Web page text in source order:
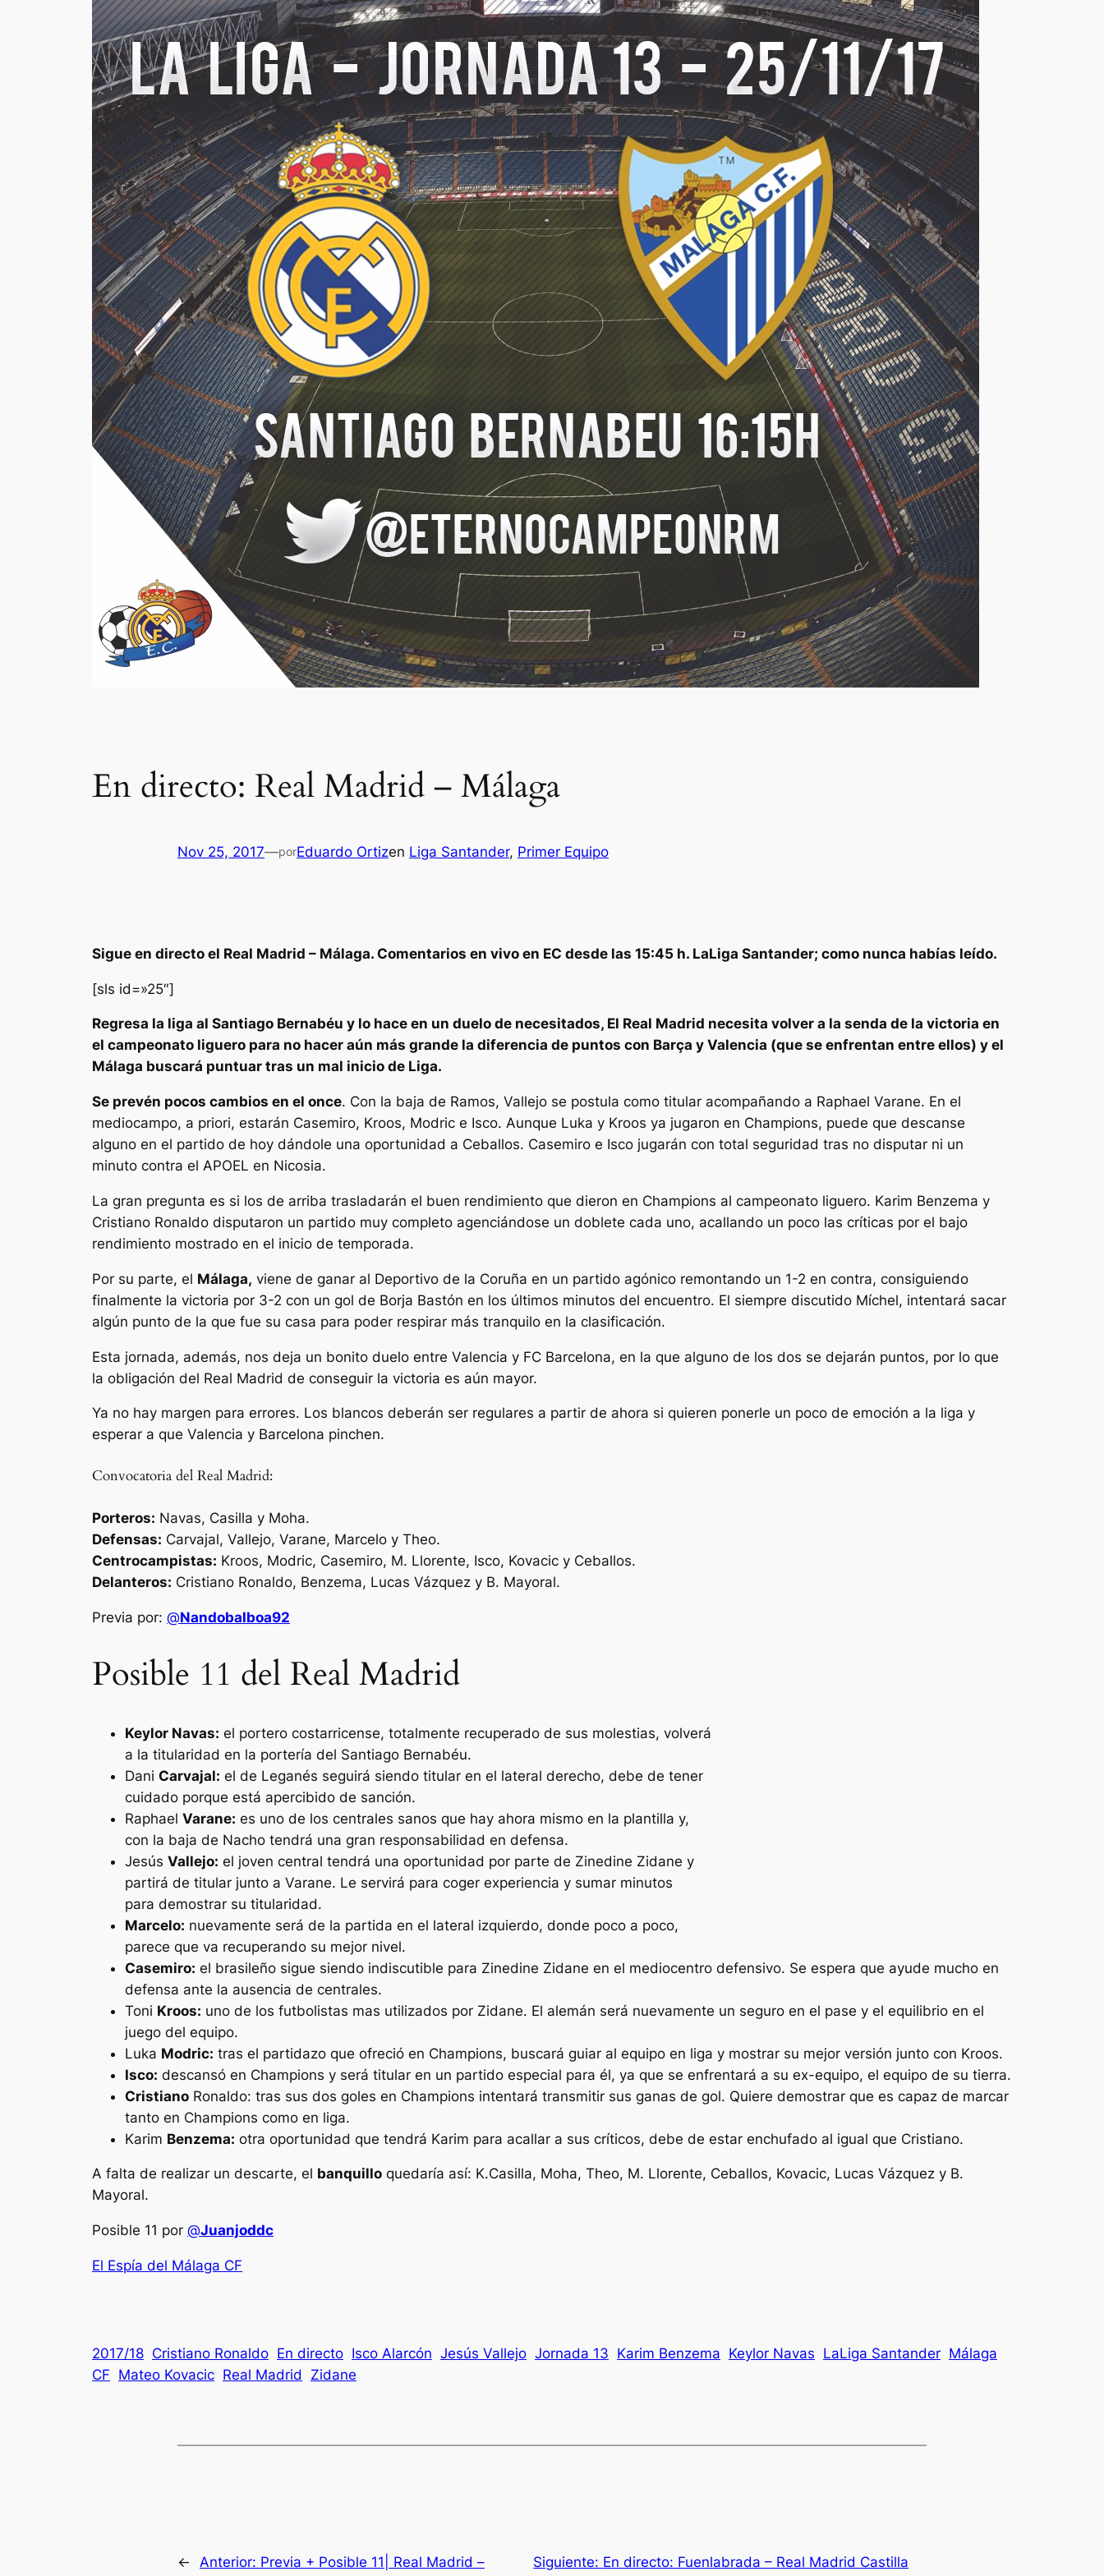
En directo: Real Madrid – Málaga
Nov 25, 2017—porEduardo Ortizen Liga Santander, Primer Equipo
Sigue en directo el Real Madrid – Málaga. Comentarios en vivo en EC desde las 15:45 h. LaLiga Santander; como nunca habías leído.
[sls id=»25″]
Regresa la liga al Santiago Bernabéu y lo hace en un duelo de necesitados, El Real Madrid necesita volver a la senda de la victoria en
el campeonato liguero para no hacer aún más grande la diferencia de puntos con Barça y Valencia (que se enfrentan entre ellos) y el
Málaga buscará puntuar tras un mal inicio de Liga.
Se prevén pocos cambios en el once. Con la baja de Ramos, Vallejo se postula como titular acompañando a Raphael Varane. En el
mediocampo, a priori, estarán Casemiro, Kroos, Modric e Isco. Aunque Luka y Kroos ya jugaron en Champions, puede que descanse
alguno en el partido de hoy dándole una oportunidad a Ceballos. Casemiro e Isco jugarán con total seguridad tras no disputar ni un
minuto contra el APOEL en Nicosia.
La gran pregunta es si los de arriba trasladarán el buen rendimiento que dieron en Champions al campeonato liguero. Karim Benzema y
Cristiano Ronaldo disputaron un partido muy completo agenciándose un doblete cada uno, acallando un poco las críticas por el bajo
rendimiento mostrado en el inicio de temporada.
Por su parte, el Málaga, viene de ganar al Deportivo de la Coruña en un partido agónico remontando un 1-2 en contra, consiguiendo
finalmente la victoria por 3-2 con un gol de Borja Bastón en los últimos minutos del encuentro. El siempre discutido Míchel, intentará sacar
algún punto de la que fue su casa para poder respirar más tranquilo en la clasificación.
Esta jornada, además, nos deja un bonito duelo entre Valencia y FC Barcelona, en la que alguno de los dos se dejarán puntos, por lo que
la obligación del Real Madrid de conseguir la victoria es aún mayor.
Ya no hay margen para errores. Los blancos deberán ser regulares a partir de ahora si quieren ponerle un poco de emoción a la liga y
esperar a que Valencia y Barcelona pinchen.
Convocatoria del Real Madrid:
Porteros: Navas, Casilla y Moha.
Defensas: Carvajal, Vallejo, Varane, Marcelo y Theo.
Centrocampistas: Kroos, Modric, Casemiro, M. Llorente, Isco, Kovacic y Ceballos.
Delanteros: Cristiano Ronaldo, Benzema, Lucas Vázquez y B. Mayoral.
Previa por: @Nandobalboa92
Posible 11 del Real Madrid
Keylor Navas: el portero costarricense, totalmente recuperado de sus molestias, volverá
a la titularidad en la portería del Santiago Bernabéu.
Dani Carvajal: el de Leganés seguirá siendo titular en el lateral derecho, debe de tener
cuidado porque está apercibido de sanción.
Raphael Varane: es uno de los centrales sanos que hay ahora mismo en la plantilla y,
con la baja de Nacho tendrá una gran responsabilidad en defensa.
Jesús Vallejo: el joven central tendrá una oportunidad por parte de Zinedine Zidane y
partirá de titular junto a Varane. Le servirá para coger experiencia y sumar minutos
para demostrar su titularidad.
Marcelo: nuevamente será de la partida en el lateral izquierdo, donde poco a poco,
parece que va recuperando su mejor nivel.
Casemiro: el brasileño sigue siendo indiscutible para Zinedine Zidane en el mediocentro defensivo. Se espera que ayude mucho en
defensa ante la ausencia de centrales.
Toni Kroos: uno de los futbolistas mas utilizados por Zidane. El alemán será nuevamente un seguro en el pase y el equilibrio en el
juego del equipo.
Luka Modric: tras el partidazo que ofreció en Champions, buscará guiar al equipo en liga y mostrar su mejor versión junto con Kroos.
Isco: descansó en Champions y será titular en un partido especial para él, ya que se enfrentará a su ex-equipo, el equipo de su tierra.
Cristiano Ronaldo: tras sus dos goles en Champions intentará transmitir sus ganas de gol. Quiere demostrar que es capaz de marcar
tanto en Champions como en liga.
Karim Benzema: otra oportunidad que tendrá Karim para acallar a sus críticos, debe de estar enchufado al igual que Cristiano.
A falta de realizar un descarte, el banquillo quedaría así: K.Casilla, Moha, Theo, M. Llorente, Ceballos, Kovacic, Lucas Vázquez y B.
Mayoral.
Posible 11 por @Juanjoddc
El Espía del Málaga CF
2017/18 Cristiano Ronaldo En directo Isco Alarcón Jesús Vallejo Jornada 13 Karim Benzema Keylor Navas LaLiga Santander Málaga
CF Mateo Kovacic Real Madrid Zidane
← Anterior: Previa + Posible 11| Real Madrid –
Siguiente: En directo: Fuenlabrada – Real Madrid Castilla